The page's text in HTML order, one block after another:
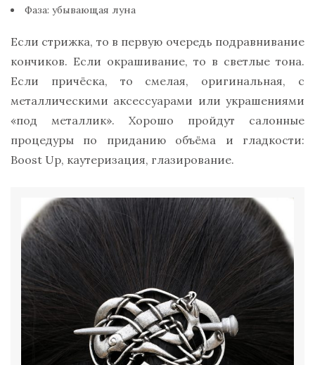
Фаза: убывающая луна
Если стрижка, то в первую очередь подравнивание
кончиков. Если окрашивание, то в светлые тона.
Если причёска, то смелая, оригинальная, с
металлическими аксессуарами или украшениями
«под металлик». Хорошо пройдут салонные
процедуры по приданию объёма и гладкости:
Boost Up, каутеризация, глазирование.